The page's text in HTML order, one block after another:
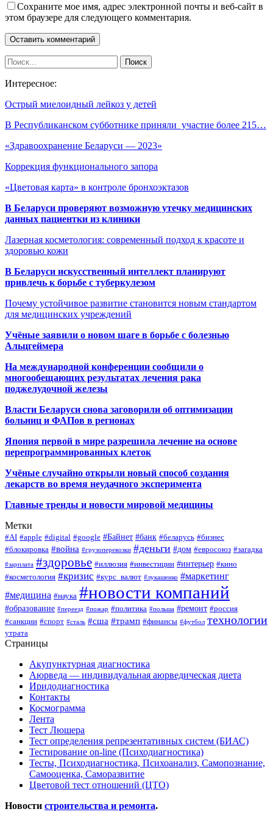
Сохраните мое имя, адрес электронной почты и веб-сайт в
этом браузере для следующего комментария.
Интересное:
Острый миелоидный лейкоз у детей
В Республиканском субботнике приняли участие более 215…
«Здравоохранение Беларуси — 2023»
Коррекция функционального запора
«Цветовая карта» в контроле бронхоэктазов
В Беларуси проверяют возможную утечку медицинских
данных пациентки из клиники
Лазерная косметология: современный подход к красоте и
здоровью кожи
В Беларуси искусственный интеллект планируют
привлечь к борьбе с туберкулезом
Почему устойчивое развитие становится новым стандартом
для медицинских учреждений
Учёные заявили о новом шаге в борьбе с болезнью
Альцгеймера
На международной конференции сообщили о
многообещающих результатах лечения рака
поджелудочной железы
Власти Беларуси снова заговорили об оптимизации
больниц и ФАПов в регионах
Япония первой в мире разрешила лечение на основе
перепрограммированных клеток
Учёные случайно открыли новый способ создания
лекарств во время неудачного эксперимента
Главные тренды и новости мировой медицины
Метки
#AI #apple #digital #google #Байнет #банк #беларусь #бизнес
#блокировка #война #грузоперевозки #деньги #дом #евросоюз #загадка
#зарплата #здоровье #иллюзия #инвестиции #интерьер #кино
#косметология #кризис #курс_валют #лукашенко #маркетинг
#медицина #наука #новости компаний
#образование #переезд #пожар #политика #польша #ремонт #россия
#санкции #спорт #сталь #сша #трамп #финансы #футбол технологии
утрата
Страницы
Акупунктурная диагностика
Аюрведа — индивидуальная аюрведическая диета
Иридодиагностика
Контакты
Космограмма
Лента
Тест Люшера
Тест определения репрезентативных систем (БИАС)
Тестирование on-line (Психодиагностика)
Тесты, Психодиагностика, Психоанализ, Самопознание,
Самооценка, Саморазвитие
Цветовой тест отношений (ЦТО)
Новости строительства и ремонта.